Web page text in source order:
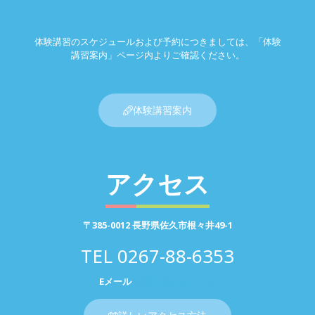
体験講習のスケジュールおよび予約につきましては、「体験
講習案内」ページ内よりご確認ください。
体験講習案内
アクセス
〒385-0012 長野県佐久市根々井49-1
TEL 0267-88-6353
Eメール